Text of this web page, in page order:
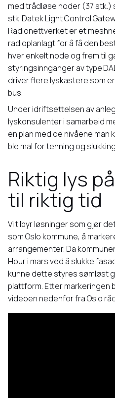
med trådløse noder (37 stk.)
stk.Datek Light Control
Radionettverket er et
radioplanlagt for å få den
hver enkelt node og frem til
styringsinnganger av type
driver flere lyskastere som
bus.
Under idriftsettelsen av
lyskonsulenter i samarbeid
en plan med de nivåene man
ble mal for tenning og
Riktig lys
til riktig tid
Vi tilbyr løsninger som gjør
som Oslo kommune, å
arrangementer. Da
Hour i mars ved å slukke
kunne dette styres sømløst
plattform. Etter markeringen
videoen nedenfor fra Oslo